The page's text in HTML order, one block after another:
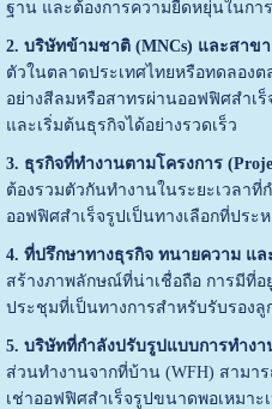
ฐาน และต้องการความยืดหยุ่นในกา
2. บริษัทข้ามชาติ (MNCs) และสาขา
ตัวในตลาดประเทศไทยหรือทดลอง
อย่างสีลมหรือสาทรผ่านออฟฟิศสำเ
และเริ่มต้นธุรกิจได้อย่างรวดเร็ว
3. ธุรกิจที่ทำงานตามโครงการ
ต้องรวมตัวกันทำงานในระยะเวลาที่
ออฟฟิศสำเร็จรูปเป็นทางเลือกที่ประ
4. ที่ปรึกษาทางธุรกิจ ทนายความ แ
สร้างภาพลักษณ์ที่น่าเชื่อถือ การมีที่
ประชุมที่เป็นทางการสำหรับรับรอง
5. บริษัทที่กำลังปรับรูปแบบการทำง
ส่วนทำงานจากที่บ้าน (WFH) สามา
เช่าออฟฟิศสำเร็จรูปขนาดพอเหมา